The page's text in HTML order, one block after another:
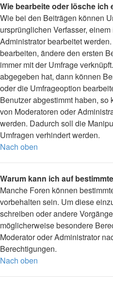
Wie bearbeite oder lösche ich
Wie bei den Beiträgen können
ursprünglichen Verfasser,
Administrator bearbeitet
bearbeiten, ändere den ersten
immer mit der Umfrage
abgegeben hat, dann können
oder die Umfrageoption
Benutzer abgestimmt haben, so
von Moderatoren oder
werden. Dadurch soll die
Umfragen verhindert werden.
Nach oben
Warum kann ich auf
Manche Foren können
vorbehalten sein. Um diese
schreiben oder andere
möglicherweise besondere
Moderator oder Administrator
Berechtigungen.
Nach oben